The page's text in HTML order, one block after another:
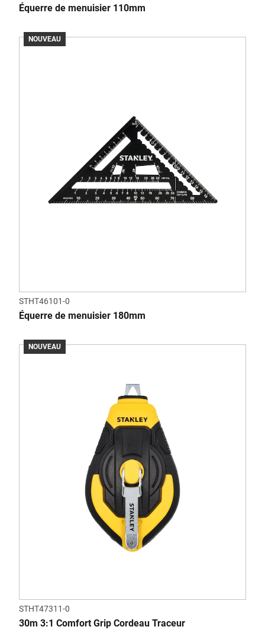
Équerre de menuisier 110mm
NOUVEAU
STHT46101-0
Équerre de menuisier 180mm
NOUVEAU
STHT47311-0
30m 3:1 Comfort Grip Cordeau Traceur